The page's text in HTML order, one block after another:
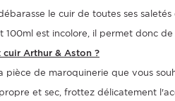
le cuir de toutes ses
est incolore, il permet donc
Arthur & Aston ?
pièce de maroquinerie que vous
et sec, frottez délicatement